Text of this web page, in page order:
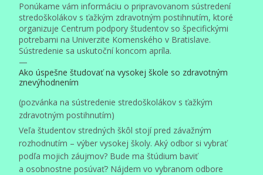
Ponúkame vám informáciu o pripravovanom sústredení
stredoškolákov s ťažkým zdravotným postihnutím, ktoré
organizuje Centrum podpory študentov so špecifickými
potrebami na Univerzite Komenského v Bratislave.
Sústredenie sa uskutoční koncom apríla.
—
Ako úspešne študovať na vysokej škole so zdravotným
znevýhodnením
(pozvánka na sústredenie stredoškolákov s ťažkým
zdravotným postihnutím)
Veľa študentov stredných škôl stojí pred závažným
rozhodnutím – výber vysokej školy. Aký odbor si vybrať
podľa mojich záujmov? Bude ma štúdium baviť
a osobnostne posúvať? Nájdem vo vybranom odbore